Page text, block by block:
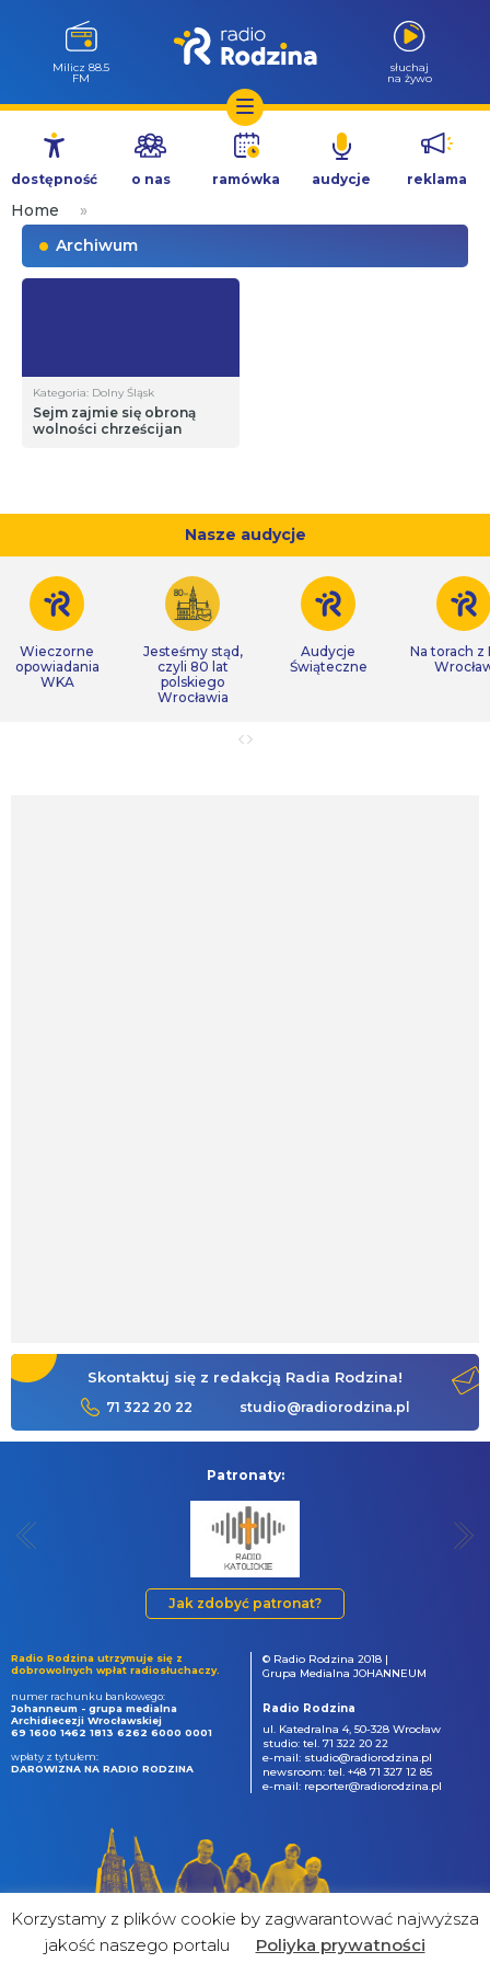
Przejdź
treści
Milicz 88.5
FM
słuchaj
na żywo
dostępność o nas ramówka audycje reklama
Home
»
Archiwum
Kategoria: Dolny Śląsk
Sejm zajmie się obroną
wolności chrześcijan
Nasze audycje
Wieczorne
opowiadania
WKA
Jesteśmy stąd,
czyli 80 lat
polskiego
Wrocławia
Audycje
Świąteczne
Na torach z
Skontaktuj się z redakcją Radia Rodzina!
71 322 20 22 studio@radiorodzina.pl
Patronaty:
Jak zdobyć patronat?
Radio Rodzina utrzymuje się z
dobrowolnych wpłat radiosłuchaczy.
numer rachunku bankowego:
Johanneum - grupa medialna
Archidiecezji Wrocławskiej
69 1600 1462 1813 6262 6000 0001
wpłaty z tytułem:
DAROWIZNA NA RADIO RODZINA
© Radio Rodzina 2018 |
Grupa Medialna JOHANNEUM
Radio Rodzina
ul. Katedralna 4, 50-328 Wrocław
studio: tel. 71 322 20 22
e-mail: studio@radiorodzina.pl
newsroom: tel. +48 71 327 12 85
e-mail: reporter@radiorodzina.pl
Korzystamy z plików cookie by zagwarantować najwyższa
jakość naszego portalu
Poliyka prywatności